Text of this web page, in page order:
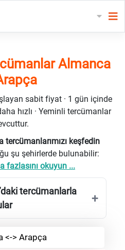
Almanca
sabit fiyat · 1 gün içinde
hızlı · Yeminli tercümanlar
keşfedin
şu şehirlerde bulunabilir:
fazlasını okuyun ...
tercümanlarla
<-> Arapça